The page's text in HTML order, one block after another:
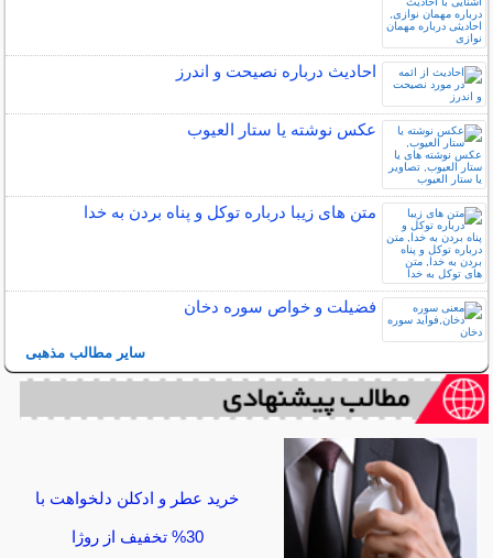
احادیث درباره نصیحت و اندرز
عکس نوشته یا ستار العیوب
متن های زیبا درباره توکل و پناه بردن به خدا
فضیلت و خواص سوره دخان
سایر مطالب مذهبی
خرید عطر و ادکلن دلخواهت با
30% تخفیف از روژا